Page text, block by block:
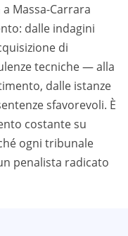
Massa-Carrara
dalle indagini
di
tecniche — alla
dalle istanze
sfavorevoli. È
costante su
ogni tribunale
penalista radicato